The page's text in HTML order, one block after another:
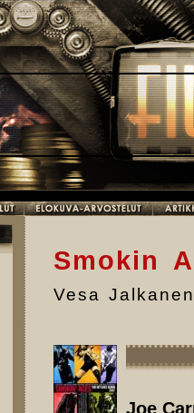
Smokin
Vesa Jalkanen
Joe